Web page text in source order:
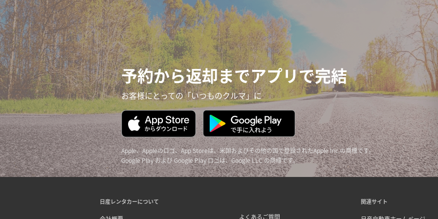
予約から返却までアプリで完結
お客様にとっての「いつものクルマ」に
Apple、Appleのロゴ、App Storeは、米国およびその他の国で登録されたApple Inc.の商標です。
Google Play および Google Play ロゴは、Google LLC の商標です。
日産レンタカーについて
よくあるご質問
関連サイト